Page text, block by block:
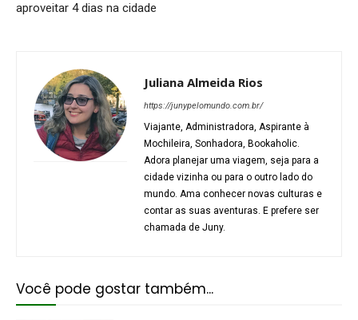
aproveitar 4 dias na cidade
Juliana Almeida Rios
https://junypelomundo.com.br/
Viajante, Administradora, Aspirante à
Mochileira, Sonhadora, Bookaholic.
Adora planejar uma viagem, seja para a
cidade vizinha ou para o outro lado do
mundo. Ama conhecer novas culturas e
contar as suas aventuras. E prefere ser
chamada de Juny.
Você pode gostar também...